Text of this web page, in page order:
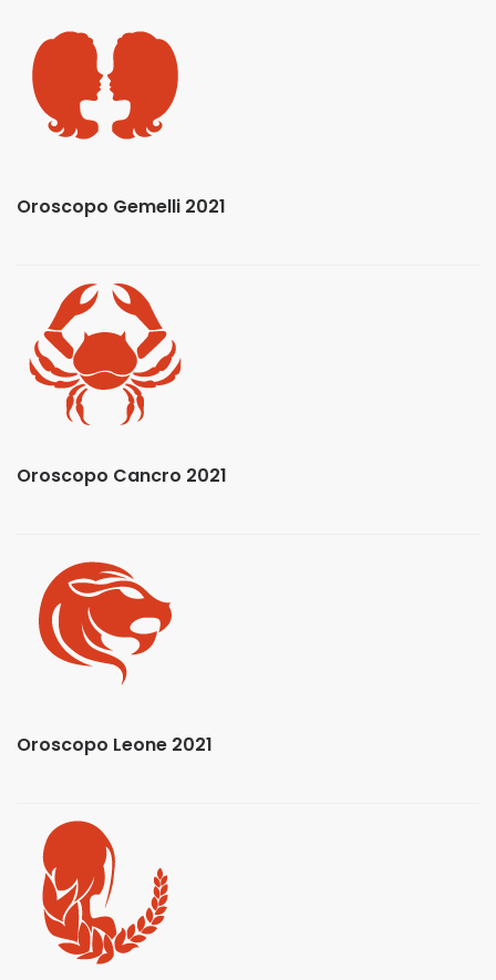
Oroscopo Gemelli 2021
Oroscopo Cancro 2021
Oroscopo Leone 2021